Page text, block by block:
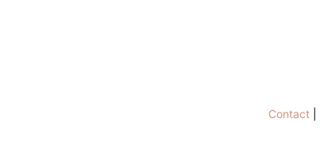
Contact|